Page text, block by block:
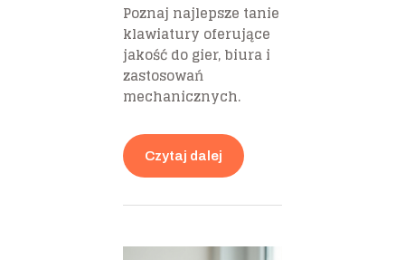
Poznaj najlepsze tanie
klawiatury oferujące
jakość do gier, biura i
zastosowań
mechanicznych.
Czytaj dalej